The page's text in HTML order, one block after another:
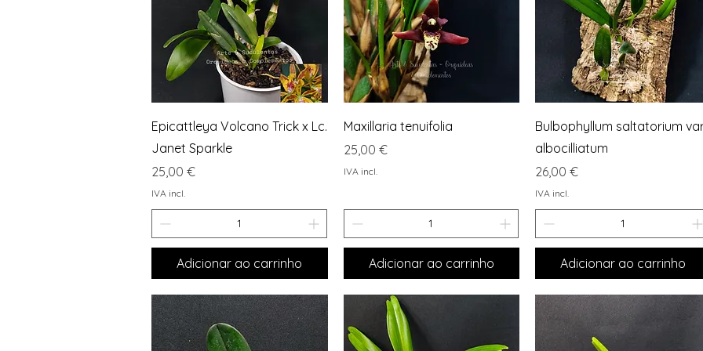
Visualização rápida
Epicattleya Volcano Trick x Lc.
Janet Sparkle
Preço
25,00 €
IVA incl.
Adicionar ao carrinho
Visualização rápida
Maxillaria tenuifolia
Preço
25,00 €
IVA incl.
Adicionar ao carrinho
Visualização rápida
Bulbophyllum saltatorium
albocilliatum
Preço
26,00 €
IVA incl.
Adicionar ao carrinho